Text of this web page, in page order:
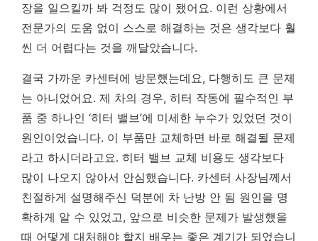
장을 일으킬까 봐 걱정도 많이 됐어요. 이런 상황에서
전문가의 도움 없이 스스로 해결하는 것은 생각보다 훨
씬 더 어렵다는 것을 깨달았습니다.
결국 가까운 카센터에 방문했는데요, 다행히도 큰 문제
는 아니었어요. 제 차의 경우, 히터 작동에 필수적인 부
품 중 하나인 ‘히터 밸브’에 미세한 누수가 있었던 것이
원인이었습니다. 이 부품만 교체하면 바로 해결될 문제
라고 하시더라고요. 히터 밸브 교체 비용도 생각보다
많이 나오지 않아서 안심했습니다. 카센터 사장님께서
친절하게 설명해주신 덕분에 차 난방 안 됨 원인을 명
확하게 알 수 있었고, 앞으로 비슷한 문제가 발생했을
때 어떻게 대처해야 할지 배우는 좋은 계기가 되었습니